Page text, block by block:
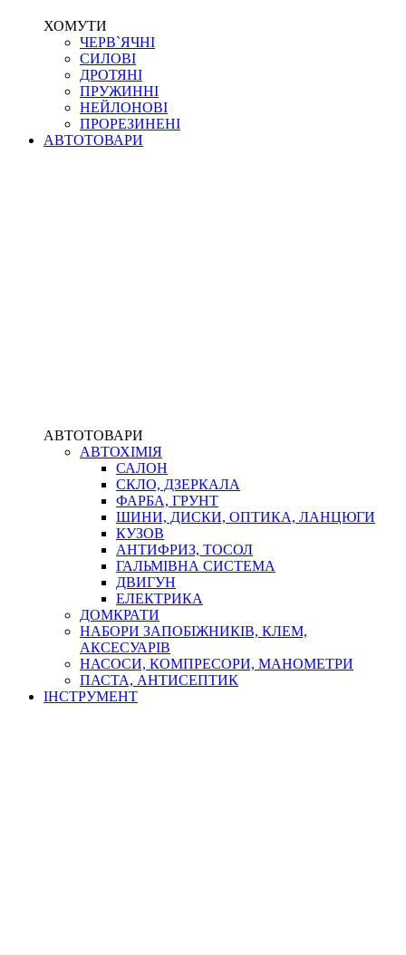
ХОМУТИ
ЧЕРВ`ЯЧНІ
СИЛОВІ
ДРОТЯНІ
ПРУЖИННІ
НЕЙЛОНОВІ
ПРОРЕЗИНЕНІ
АВТОТОВАРИ
АВТОТОВАРИ
АВТОХІМІЯ
САЛОН
СКЛО, ДЗЕРКАЛА
ФАРБА, ГРУНТ
ШИНИ, ДИСКИ, ОПТИКА, ЛАНЦЮГИ
КУЗОВ
АНТИФРИЗ, ТОСОЛ
ГАЛЬМІВНА СИСТЕМА
ДВИГУН
ЕЛЕКТРИКА
ДОМКРАТИ
НАБОРИ ЗАПОБІЖНИКІВ, КЛЕМ,
АКСЕСУАРІВ
НАСОСИ, КОМПРЕСОРИ, МАНОМЕТРИ
ПАСТА, АНТИСЕПТИК
ІНСТРУМЕНТ